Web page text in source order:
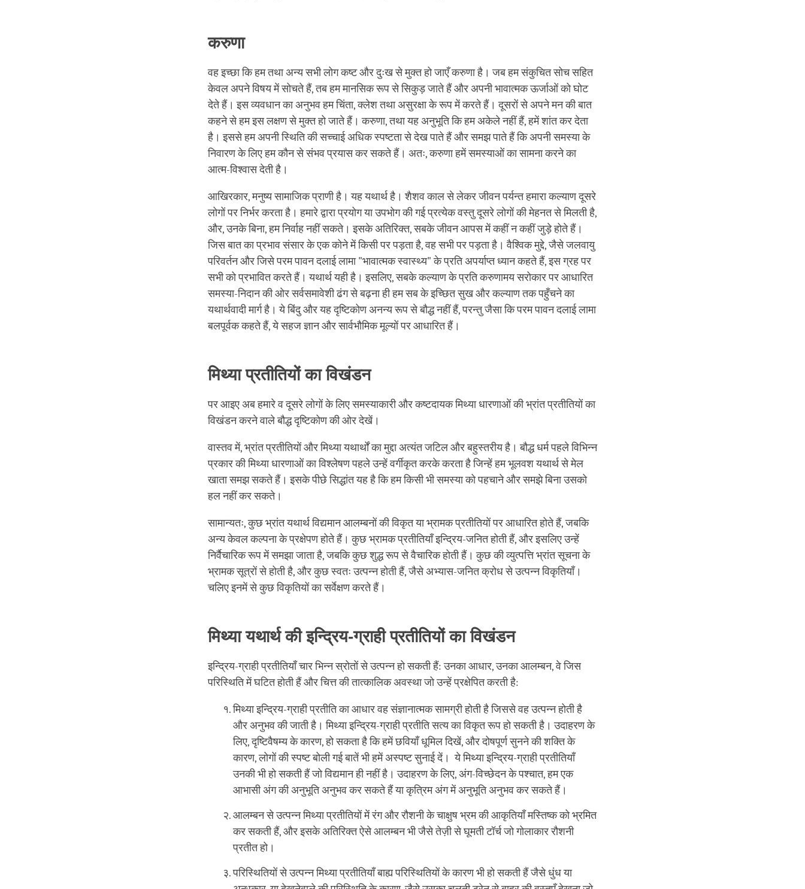
करुणा
वह इच्छा कि हम तथा अन्य सभी लोग कष्ट और दुःख से मुक्त हो जाएँ करुणा है। जब हम संकुचित सोच सहित
केवल अपने विषय में सोचते हैं, तब हम मानसिक रूप से सिकुड़ जाते हैं और अपनी भावात्मक ऊर्जाओं को घोट
देते हैं। इस व्यवधान का अनुभव हम चिंता, क्लेश तथा असुरक्षा के रूप में करते हैं। दूसरों से अपने मन की बात
कहने से हम इस लक्षण से मुक्त हो जाते हैं। करुणा, तथा यह अनुभूति कि हम अकेले नहीं हैं, हमें शांत कर देता
है। इससे हम अपनी स्थिति की सच्चाई अधिक स्पष्टता से देख पाते हैं और समझ पाते हैं कि अपनी समस्या के
निवारण के लिए हम कौन से संभव प्रयास कर सकते हैं। अतः, करुणा हमें समस्याओं का सामना करने का
आत्म-विश्वास देती है।
आखिरकार, मनुष्य सामाजिक प्राणी है। यह यथार्थ है। शैशव काल से लेकर जीवन पर्यन्त हमारा कल्याण दूसरे
लोगों पर निर्भर करता है। हमारे द्वारा प्रयोग या उपभोग की गई प्रत्येक वस्तु दूसरे लोगों की मेहनत से मिलती है,
और, उनके बिना, हम निर्वाह नहीं सकते। इसके अतिरिक्त, सबके जीवन आपस में कहीं न कहीं जुड़े होते हैं।
जिस बात का प्रभाव संसार के एक कोने में किसी पर पड़ता है, वह सभी पर पड़ता है। वैश्विक मुद्दे, जैसे जलवायु
परिवर्तन और जिसे परम पावन दलाई लामा "भावात्मक स्वास्थ्य" के प्रति अपर्याप्त ध्यान कहते हैं, इस ग्रह पर
सभी को प्रभावित करते हैं। यथार्थ यही है। इसलिए, सबके कल्याण के प्रति करुणामय सरोकार पर आधारित
समस्या-निदान की ओर सर्वसमावेशी ढंग से बढ़ना ही हम सब के इच्छित सुख और कल्याण तक पहुँचने का
यथार्थवादी मार्ग है। ये बिंदु और यह दृष्टिकोण अनन्य रूप से बौद्ध नहीं हैं, परन्तु जैसा कि परम पावन दलाई लामा
बलपूर्वक कहते हैं, ये सहज ज्ञान और सार्वभौमिक मूल्यों पर आधारित हैं।
मिथ्या प्रतीतियों का विखंडन
पर आइए अब हमारे व दूसरे लोगों के लिए समस्याकारी और कष्टदायक मिथ्या धारणाओं की भ्रांत प्रतीतियों का
विखंडन करने वाले बौद्ध दृष्टिकोण की ओर देखें।
वास्तव में, भ्रांत प्रतीतियों और मिथ्या यथार्थों का मुद्दा अत्यंत जटिल और बहुस्तरीय है। बौद्ध धर्म पहले विभिन्न
प्रकार की मिथ्या धारणाओं का विश्लेषण पहले उन्हें वर्गीकृत करके करता है जिन्हें हम भूलवश यथार्थ से मेल
खाता समझ सकते हैं। इसके पीछे सिद्धांत यह है कि हम किसी भी समस्या को पहचाने और समझे बिना उसको
हल नहीं कर सकते।
सामान्यतः, कुछ भ्रांत यथार्थ विद्यमान आलम्बनों की विकृत या भ्रामक प्रतीतियों पर आधारित होते हैं, जबकि
अन्य केवल कल्पना के प्रक्षेपण होते हैं। कुछ भ्रामक प्रतीतियाँ इन्द्रिय-जनित होती हैं, और इसलिए उन्हें
निर्वैचारिक रूप में समझा जाता है, जबकि कुछ शुद्ध रूप से वैचारिक होती हैं। कुछ की व्युत्पत्ति भ्रांत सूचना के
भ्रामक सूत्रों से होती है, और कुछ स्वतः उत्पन्न होती हैं, जैसे अभ्यास-जनित क्रोध से उत्पन्न विकृतियाँ।
चलिए इनमें से कुछ विकृतियों का सर्वेक्षण करते हैं।
मिथ्या यथार्थ की इन्द्रिय-ग्राही प्रतीतियों का विखंडन
इन्द्रिय-ग्राही प्रतीतियाँ चार भिन्न स्रोतों से उत्पन्न हो सकती हैं: उनका आधार, उनका आलम्बन, वे जिस
परिस्थिति में घटित होती हैं और चित्त की तात्कालिक अवस्था जो उन्हें प्रक्षेपित करती है:
मिथ्या इन्द्रिय-ग्राही प्रतीति का आधार वह संज्ञानात्मक सामग्री होती है जिससे वह उत्पन्न होती है
और अनुभव की जाती है। मिथ्या इन्द्रिय-ग्राही प्रतीति सत्य का विकृत रूप हो सकती है। उदाहरण के
लिए, दृष्टिवैषम्य के कारण, हो सकता है कि हमें छवियाँ धूमिल दिखें, और दोषपूर्ण सुनने की शक्ति के
कारण, लोगों की स्पष्ट बोली गई बातें भी हमें अस्पष्ट सुनाई दें। ये मिथ्या इन्द्रिय-ग्राही प्रतीतियाँ
उनकी भी हो सकती हैं जो विद्यमान ही नहीं है। उदाहरण के लिए, अंग-विच्छेदन के पश्चात, हम एक
आभासी अंग की अनुभूति अनुभव कर सकते हैं या कृत्रिम अंग में अनुभूति अनुभव कर सकते हैं।
आलम्बन से उत्पन्न मिथ्या प्रतीतियों में रंग और रौशनी के चाक्षुष भ्रम की आकृतियाँ मस्तिष्क को भ्रमित
कर सकती हैं, और इसके अतिरिक्त ऐसे आलम्बन भी जैसे तेज़ी से घूमती टॉर्च जो गोलाकार रौशनी
प्रतीत हो।
परिस्थितियों से उत्पन्न मिथ्या प्रतीतियाँ बाह्य परिस्थितियों के कारण भी हो सकती हैं जैसे धुंध या